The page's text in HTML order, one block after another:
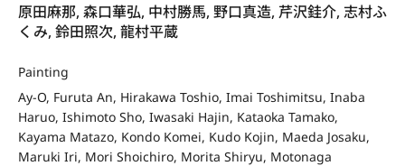
原田麻那, 森口華弘, 中村勝馬, 野口真造, 芹沢銈介, 志村ふ
くみ, 鈴田照次, 龍村平蔵
Painting
Ay-O, Furuta An, Hirakawa Toshio, Imai Toshimitsu, Inaba
Haruo, Ishimoto Sho, Iwasaki Hajin, Kataoka Tamako,
Kayama Matazo, Kondo Komei, Kudo Kojin, Maeda Josaku,
Maruki Iri, Mori Shoichiro, Morita Shiryu, Motonaga